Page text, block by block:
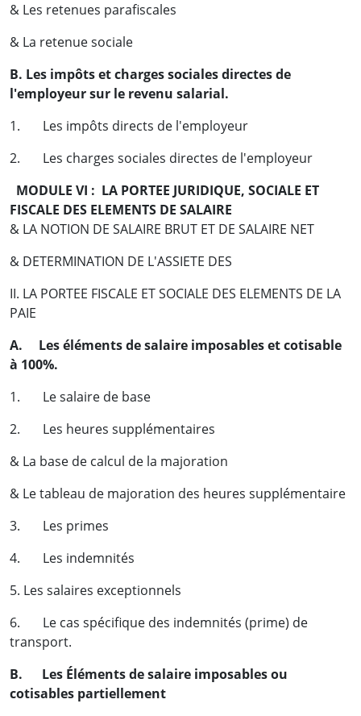
& Les retenues parafiscales
& La retenue sociale
B. Les impôts et charges sociales directes de
l'employeur sur le revenu salarial.
1. Les impôts directs de l'employeur
2. Les charges sociales directes de l'employeur
MODULE VI : LA PORTEE JURIDIQUE, SOCIALE ET
FISCALE DES ELEMENTS DE SALAIRE
& LA NOTION DE SALAIRE BRUT ET DE SALAIRE NET
& DETERMINATION DE L'ASSIETE DES
II. LA PORTEE FISCALE ET SOCIALE DES ELEMENTS DE LA
PAIE
A. Les éléments de salaire imposables et cotisable
à 100%.
1. Le salaire de base
2. Les heures supplémentaires
& La base de calcul de la majoration
& Le tableau de majoration des heures supplémentaire
3. Les primes
4. Les indemnités
5. Les salaires exceptionnels
6. Le cas spécifique des indemnités (prime) de
transport.
B. Les Éléments de salaire imposables ou
cotisables partiellement